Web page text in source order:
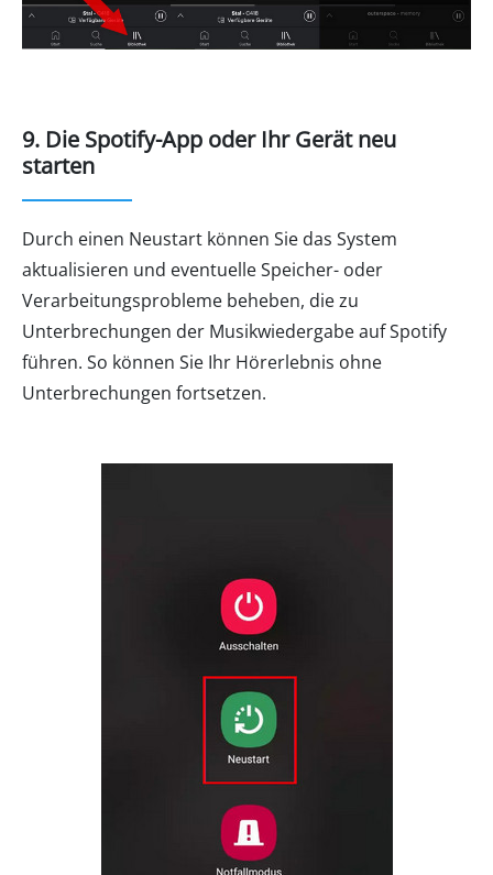
9. Die Spotify-App oder Ihr Gerät neu
starten
Durch einen Neustart können Sie das System
aktualisieren und eventuelle Speicher- oder
Verarbeitungsprobleme beheben, die zu
Unterbrechungen der Musikwiedergabe auf Spotify
führen. So können Sie Ihr Hörerlebnis ohne
Unterbrechungen fortsetzen.